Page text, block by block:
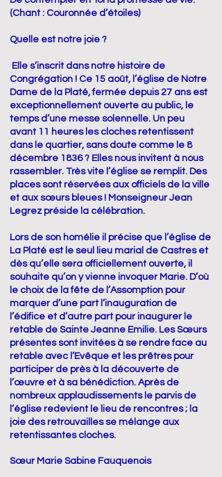
(Chant : Couronnée d’étoiles)
Quelle est notre joie ?
Elle s’inscrit dans notre histoire de
Congrégation ! Ce 15 août, l’église de Notre
Dame de la Platé, fermée depuis 27 ans est
exceptionnellement ouverte au public, le
temps d’une messe solennelle. Un peu
avant 11 heures les cloches retentissent
dans le quartier, sans doute comme le 8
décembre 1836 ? Elles nous invitent à nous
rassembler. Très vite l’église se remplit. Des
places sont réservées aux officiels de la ville
et aux sœurs bleues ! Monseigneur Jean
Legrez préside la célébration.
Lors de son homélie il précise que l’église de
La Platé est le seul lieu marial de Castres et
dès qu’elle sera officiellement ouverte, il
souhaite qu’on y vienne invoquer Marie. D’où
le choix de la fête de l’Assomption pour
marquer d’une part l’inauguration de
l’édifice et d’autre part pour inaugurer le
retable de Sainte Jeanne Emilie. Les Sœurs
présentes sont invitées à se rendre face au
retable avec l’Evêque et les prêtres pour
participer de près à la découverte de
l’œuvre et à sa bénédiction. Après de
nombreux applaudissements le parvis de
l’église redevient le lieu de rencontres ; la
joie des retrouvailles se mélange aux
retentissantes cloches.
Sœur Marie Sabine Fauquenois